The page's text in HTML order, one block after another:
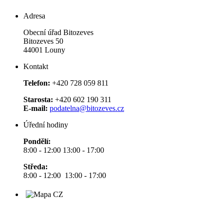
Adresa
Obecní úřad Bitozeves
Bitozeves 50
44001 Louny
Kontakt
Telefon: +420 728 059 811
Starosta: +420 602 190 311
E-mail: podatelna@bitozeves.cz
Úřední hodiny
Pondělí:
8:00 - 12:00 13:00 - 17:00
Středa:
8:00 - 12:00 13:00 - 17:00